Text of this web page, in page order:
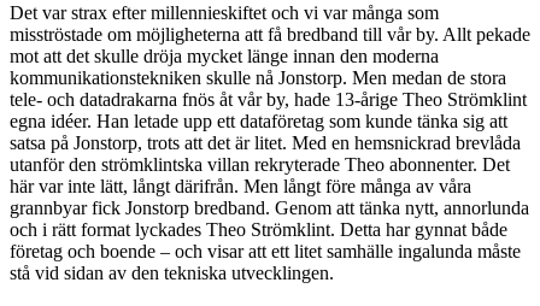
Det var strax efter millennieskiftet och vi var många som
misströstade om möjligheterna att få bredband till vår by. Allt pekade
mot att det skulle dröja mycket länge innan den moderna
kommunikationstekniken skulle nå Jonstorp. Men medan de stora
tele- och datadrakarna fnös åt vår by, hade 13-årige Theo Strömklint
egna idéer. Han letade upp ett dataföretag som kunde tänka sig att
satsa på Jonstorp, trots att det är litet. Med en hemsnickrad brevlåda
utanför den strömklintska villan rekryterade Theo abonnenter. Det
här var inte lätt, långt därifrån. Men långt före många av våra
grannbyar fick Jonstorp bredband. Genom att tänka nytt, annorlunda
och i rätt format lyckades Theo Strömklint. Detta har gynnat både
företag och boende – och visar att ett litet samhälle ingalunda måste
stå vid sidan av den tekniska utvecklingen.